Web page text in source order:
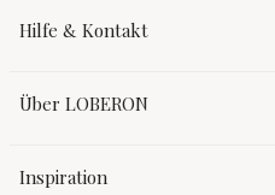
Hilfe & Kontakt
Über LOBERON
Inspiration